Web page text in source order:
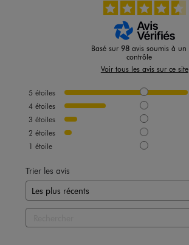
Basé sur98 avis soumis à un
contrôle
Voir tous les avis sur ce site
5 étoiles
4 étoiles
3 étoiles
2 étoiles
1 étoile
Trier les avis